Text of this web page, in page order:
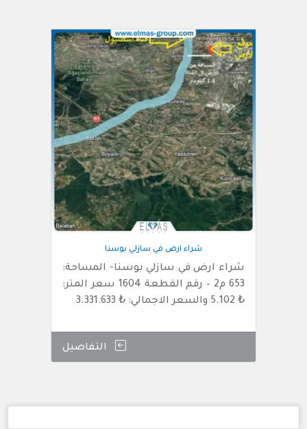
شراء ارض في سازلي بوسنا
شراء ارض في سازلي بوسنا- المساحة:
653 م2 – رقم القطعة 1604 سعر المتر:
₺ 5.102 والسعر الاجمالي: ₺ 3.331.633
التفاصيل